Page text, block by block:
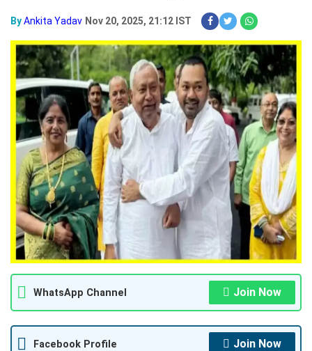
ByAnkita Yadav Nov 20, 2025, 21:12 IST
WhatsApp Channel Join Now
Facebook Profile Join Now